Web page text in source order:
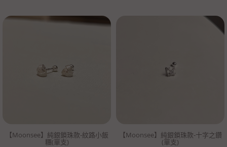
【Moonsee】純銀鎖珠款-紋路小飯
糰(單支)
【Moonsee】純銀鎖珠款-十字之鑽
(單支)